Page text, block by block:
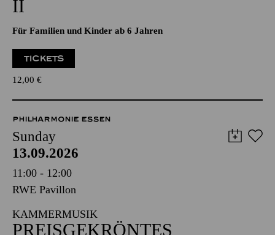
II
Für Familien und Kinder ab 6 Jahren
TICKETS
12,00 €
PHILHARMONIE ESSEN
Sunday
13.09.2026
11:00 - 12:00
RWE Pavillon
KAMMERMUSIK
PREISGEKRÖNTES